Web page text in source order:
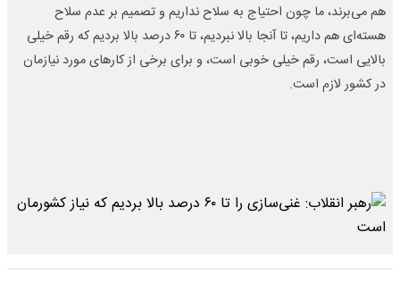
هم می‌برند، ما چون احتیاج به سلاح نداریم و تصمیم بر عدم سلاح
هسته‌ای هم داریم، تا آنجا بالا نبردیم، تا ۶۰ درصد بالا بردیم که رقم خیلی
بالایی است، رقم خیلی خوبی است، و برای برخی از کارهای مورد نیازمان
در کشور لازم است.